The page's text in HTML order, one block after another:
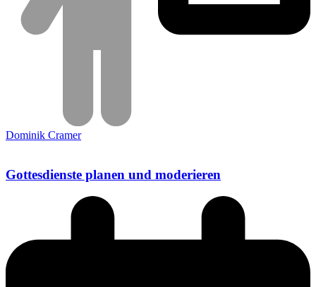
Dominik Cramer
Gottesdienste planen und moderieren